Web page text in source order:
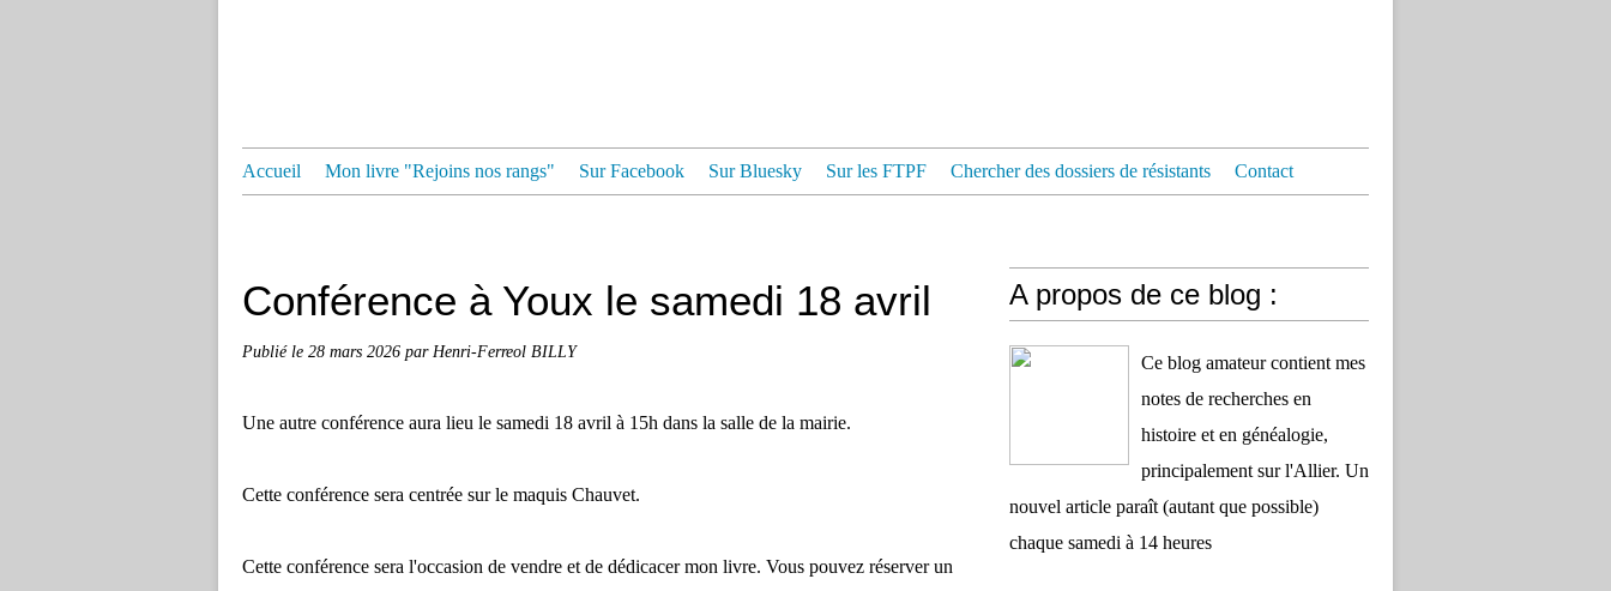
Accueil Mon livre "Rejoins nos rangs" Sur Facebook Sur Bluesky Sur les FTPF Chercher des dossiers de résistants Contact
Conférence à Youx le samedi 18 avril
Publié le 28 mars 2026 par Henri-Ferreol BILLY
Une autre conférence aura lieu le samedi 18 avril à 15h dans la salle de la mairie.
Cette conférence sera centrée sur le maquis Chauvet.
Cette conférence sera l'occasion de vendre et de dédicacer mon livre. Vous pouvez réserver un
A propos de ce blog :
Ce blog amateur contient mes
notes de recherches en
histoire et en généalogie,
principalement sur l'Allier. Un
nouvel article paraît (autant que possible)
chaque samedi à 14 heures